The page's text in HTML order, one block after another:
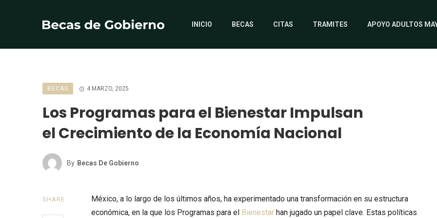
INICIO BECAS CITAS TRAMITES APOYO ADULTOS
BECAS 4 MARZO, 2025
Los Programas para el Bienestar Impulsan
el Crecimiento de la Economía Nacional
By Becas De Gobierno
SHARE
México, a lo largo de los últimos años, ha experimentado una transformación en su estructura
económica, en la que los Programas para el Bienestar han jugado un papel clave. Estas políticas